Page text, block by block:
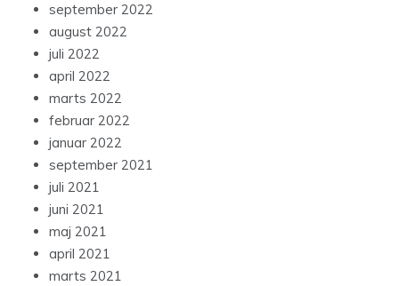
september 2022
august 2022
juli 2022
april 2022
marts 2022
februar 2022
januar 2022
september 2021
juli 2021
juni 2021
maj 2021
april 2021
marts 2021